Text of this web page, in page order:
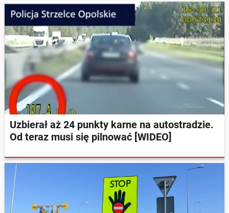
Uzbierał aż 24 punkty karne na autostradzie.
Od teraz musi się pilnować [WIDEO]